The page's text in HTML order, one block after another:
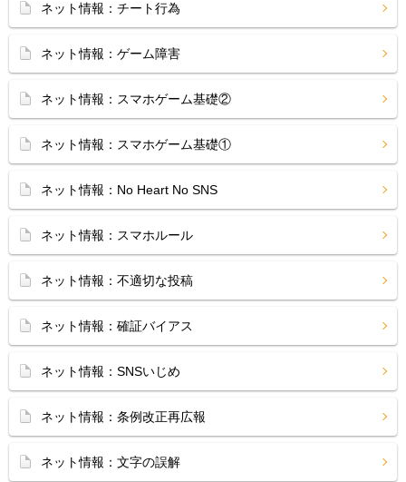
ネット情報：チート行為
ネット情報：ゲーム障害
ネット情報：スマホゲーム基礎②
ネット情報：スマホゲーム基礎①
ネット情報：No Heart No SNS
ネット情報：スマホルール
ネット情報：不適切な投稿
ネット情報：確証バイアス
ネット情報：SNSいじめ
ネット情報：条例改正再広報
ネット情報：文字の誤解